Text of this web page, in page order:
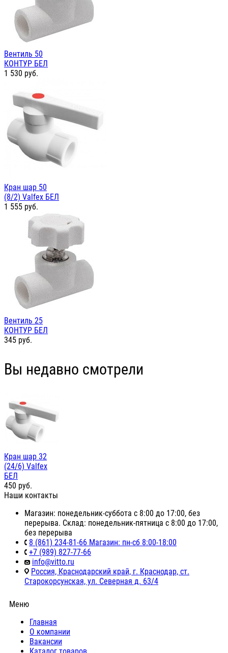
Вентиль 50
КОНТУР БЕЛ
1 530 руб.
Кран шар 50
(8/2) Valfex БЕЛ
1 555 руб.
Вентиль 25
КОНТУР БЕЛ
345 руб.
Вы недавно смотрели
Кран шар 32
(24/6) Valfex
БЕЛ
450 руб.
Наши контакты
Магазин: понедельник-суббота с 8:00 до 17:00, без
перерыва. Склад: понедельник-пятница с 8:00 до 17:00,
без перерыва
8 (861) 234-81-66 Магазин: пн-сб 8:00-18:00
+7 (989) 827-77-66
info@vitto.ru
Россия, Краснодарский край, г. Краснодар, ст.
Старокорсунская, ул. Северная д. 63/4
Меню
Главная
О компании
Вакансии